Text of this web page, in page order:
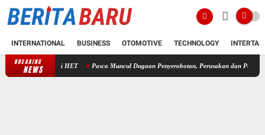
INTERNATIONAL BUSINESS OTOMOTIVE TECHNOLOGY
BREAKING
NEWS Pasca Muncul Dugaan Penyerobotan, Perusakan dan Pencurian di